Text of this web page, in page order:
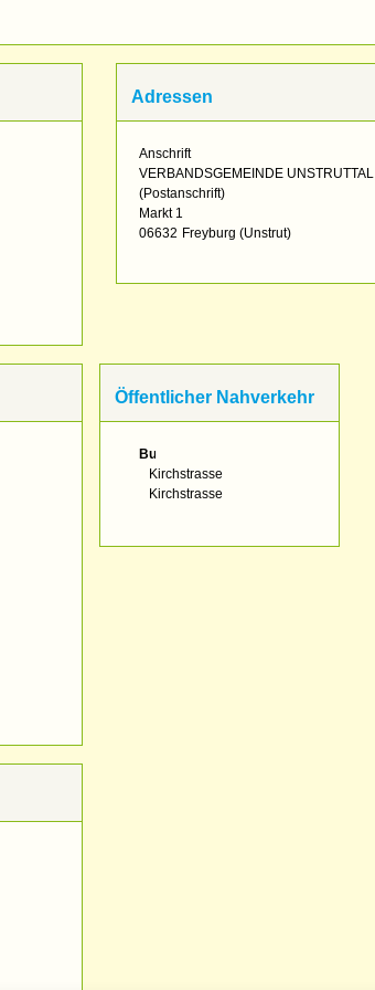
Adressen
Anschrift
VERBANDSGEMEINDE UNSTRUTTAL
(Postanschrift)
Markt 1
06632 Freyburg (Unstrut)
Öffentlicher Nahverkehr
Bus:
Kirchstrasse
Kirchstrasse